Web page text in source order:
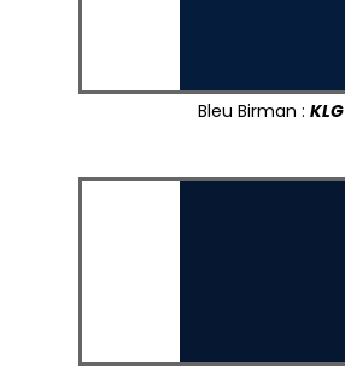
Bleu Birman : KLG